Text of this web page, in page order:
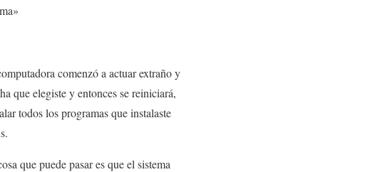
comenzó a actuar extraño y
que elegiste y entonces se reiniciará,
todos los programas que instalaste
que puede pasar es que el sistema